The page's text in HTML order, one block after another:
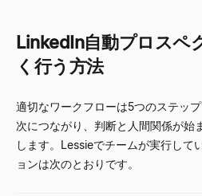
LinkedIn自動プロスペ
く行う方法
適切なワークフローは5つのステッ
次につながり、判断と人間関係が始
します。Lessieでチームが実行して
ョンは次のとおりです。